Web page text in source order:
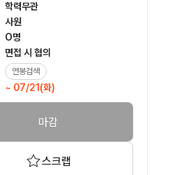
학력무관
사원
O명
면접 시 협의
연봉검색
~ 07/21(화)
마감
스크랩